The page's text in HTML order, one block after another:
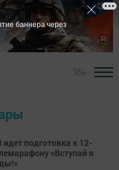
идет подготовка к 12-
«Вступай в
баннера через